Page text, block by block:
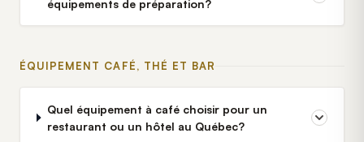
équipements de préparation?
ÉQUIPEMENT CAFÉ, THÉ ET BAR
Quel équipement à café choisir pour un
restaurant ou un hôtel au Québec?